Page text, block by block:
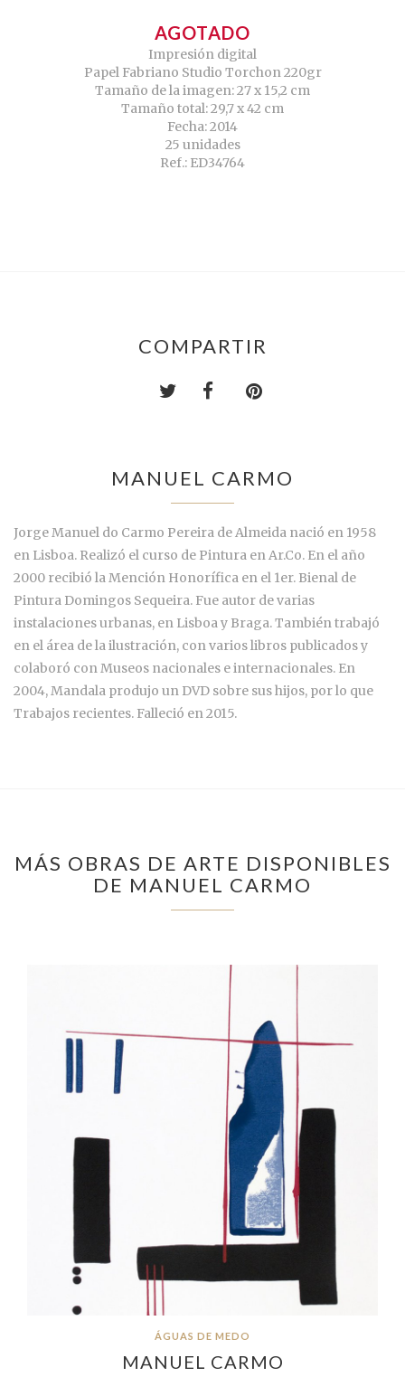
AGOTADO
Impresión digital
Papel Fabriano Studio Torchon 220gr
Tamaño de la imagen: 27 x 15,2 cm
Tamaño total: 29,7 x 42 cm
Fecha: 2014
25 unidades
Ref.: ED34764
COMPARTIR
MANUEL CARMO
Jorge Manuel do Carmo Pereira de Almeida nació en 1958
en Lisboa. Realizó el curso de Pintura en Ar.Co. En el año
2000 recibió la Mención Honorífica en el 1er. Bienal de
Pintura Domingos Sequeira. Fue autor de varias
instalaciones urbanas, en Lisboa y Braga. También trabajó
en el área de la ilustración, con varios libros publicados y
colaboró con Museos nacionales e internacionales. En
2004, Mandala produjo un DVD sobre sus hijos, por lo que
Trabajos recientes. Falleció en 2015.
MÁS OBRAS DE ARTE DISPONIBLES
DE MANUEL CARMO
ÁGUAS DE MEDO
MANUEL CARMO